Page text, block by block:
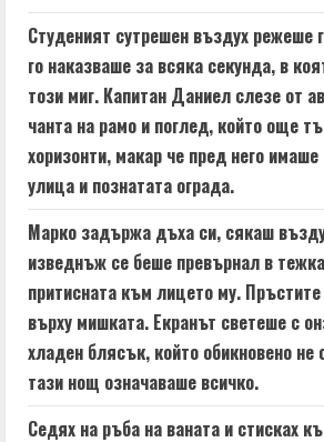
d
i
n
g
Студеният сутрешен въздух режеше
го наказваше за всяка секунда, в
този миг. Капитан Даниел слезе от
чанта на рамо и поглед, който още
хоризонти, макар че пред него
улица и познатата ограда.
Марко задържа дъха си, сякаш
изведнъж се беше превърнал в
притисната към лицето му.
върху мишката. Екранът светеше с
хладен блясък, който обикновено не
тази нощ означаваше всичко.
Седях на ръба на ваната и стисках